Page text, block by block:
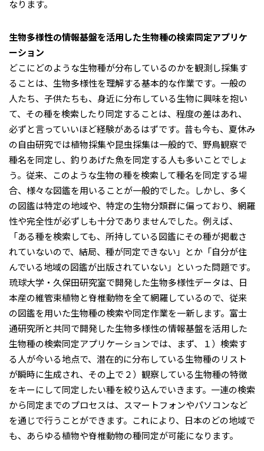
なります。
生物多様性の情報基盤を活用した生物種の検索同定アプリケ
ーション
どこにどのような生物種が分布しているのかを観測し採集す
ることは、生物多様性を理解する基本的な作業です。一般の
人たち、子供たちも、身近に分布している生物に興味を抱い
て、その種を検索したり同定することは、程度の差はあれ、
必ずと言っていいほど経験があるはずです。昔も今も、夏休み
の自由研究では植物採集や昆虫採集は一般的で、野鳥観察で
種名を同定し、釣りあげた魚を同定する人も多いことでしょ
う。従来、このような生物の種を検索して種名を同定する場
合、様々な図鑑を用いることが一般的でした。しかし、多く
の図鑑は特定の地域や、特定の生物分類群に偏っており、網羅
性や完全性が必ずしも十分でありませんでした。例えば、
「ある種を検索しても、所持している図鑑にその種が掲載さ
れていないので、結局、種が同定できない」とか「自分が住
んでいる地域の図鑑が出版されていない」といった問題です。
琉球大学・久保田研究室で開発した生物多様性データは、日
本産の維管束植物と脊椎動物を全て網羅しているので、従来
の図鑑を用いた生物種の検索や同定作業を一新します。富士
通研究所と共同で開発した生物多様性の情報基盤を活用した
生物種の検索同定アプリケーションでは、まず、１）検索す
る人が今いる地点で、潜在的に分布している生物種のリスト
が瞬時に生成され、その上で２）観察している生物種の特徴
をキーにして同定したい種を絞り込んでいきます。一連の検索
から同定までのプロセスは、スマートフォンやパソコンなど
を通じで行うことができます。これにより、日本のどの地域で
も、あらゆる植物や脊椎動物の種同定が可能になります。